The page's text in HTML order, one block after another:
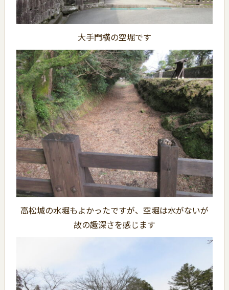
大手門横の空堀です
高松城の水堀もよかったですが、空堀は水がないが
故の趣深さを感じます